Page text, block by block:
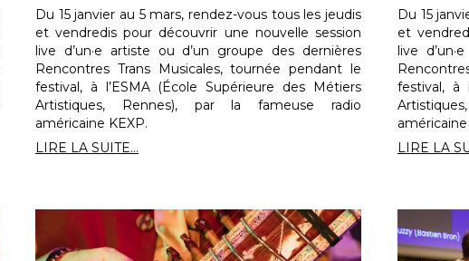
Du 15 janvier au 5 mars, rendez-vous tous les jeudis
et vendredis pour découvrir une nouvelle session
live d’un·e artiste ou d’un groupe des dernières
Rencontres Trans Musicales, tournée pendant le
festival, à l’ESMA (École Supérieure des Métiers
Artistiques, Rennes), par la fameuse radio
américaine KEXP.
LIRE LA SUITE...
Du 15
et
live
festival, à
américaine
LIRE LA